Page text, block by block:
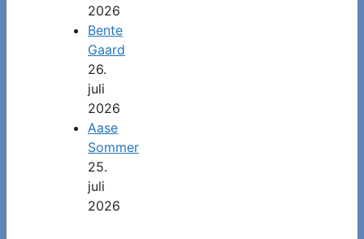
2026
Bente
Gaard
26.
juli
2026
Aase
Sommer
25.
juli
2026